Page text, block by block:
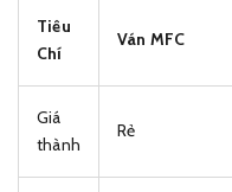
Tiêu
Chí
Ván MFC
Giá
thành
Rẻ